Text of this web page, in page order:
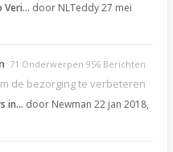
Veri… door NLTeddy27 mei
71 Onderwerpen 956 Berichten
de bezorging te verbeteren
in… door Newman 22 jan 2018,